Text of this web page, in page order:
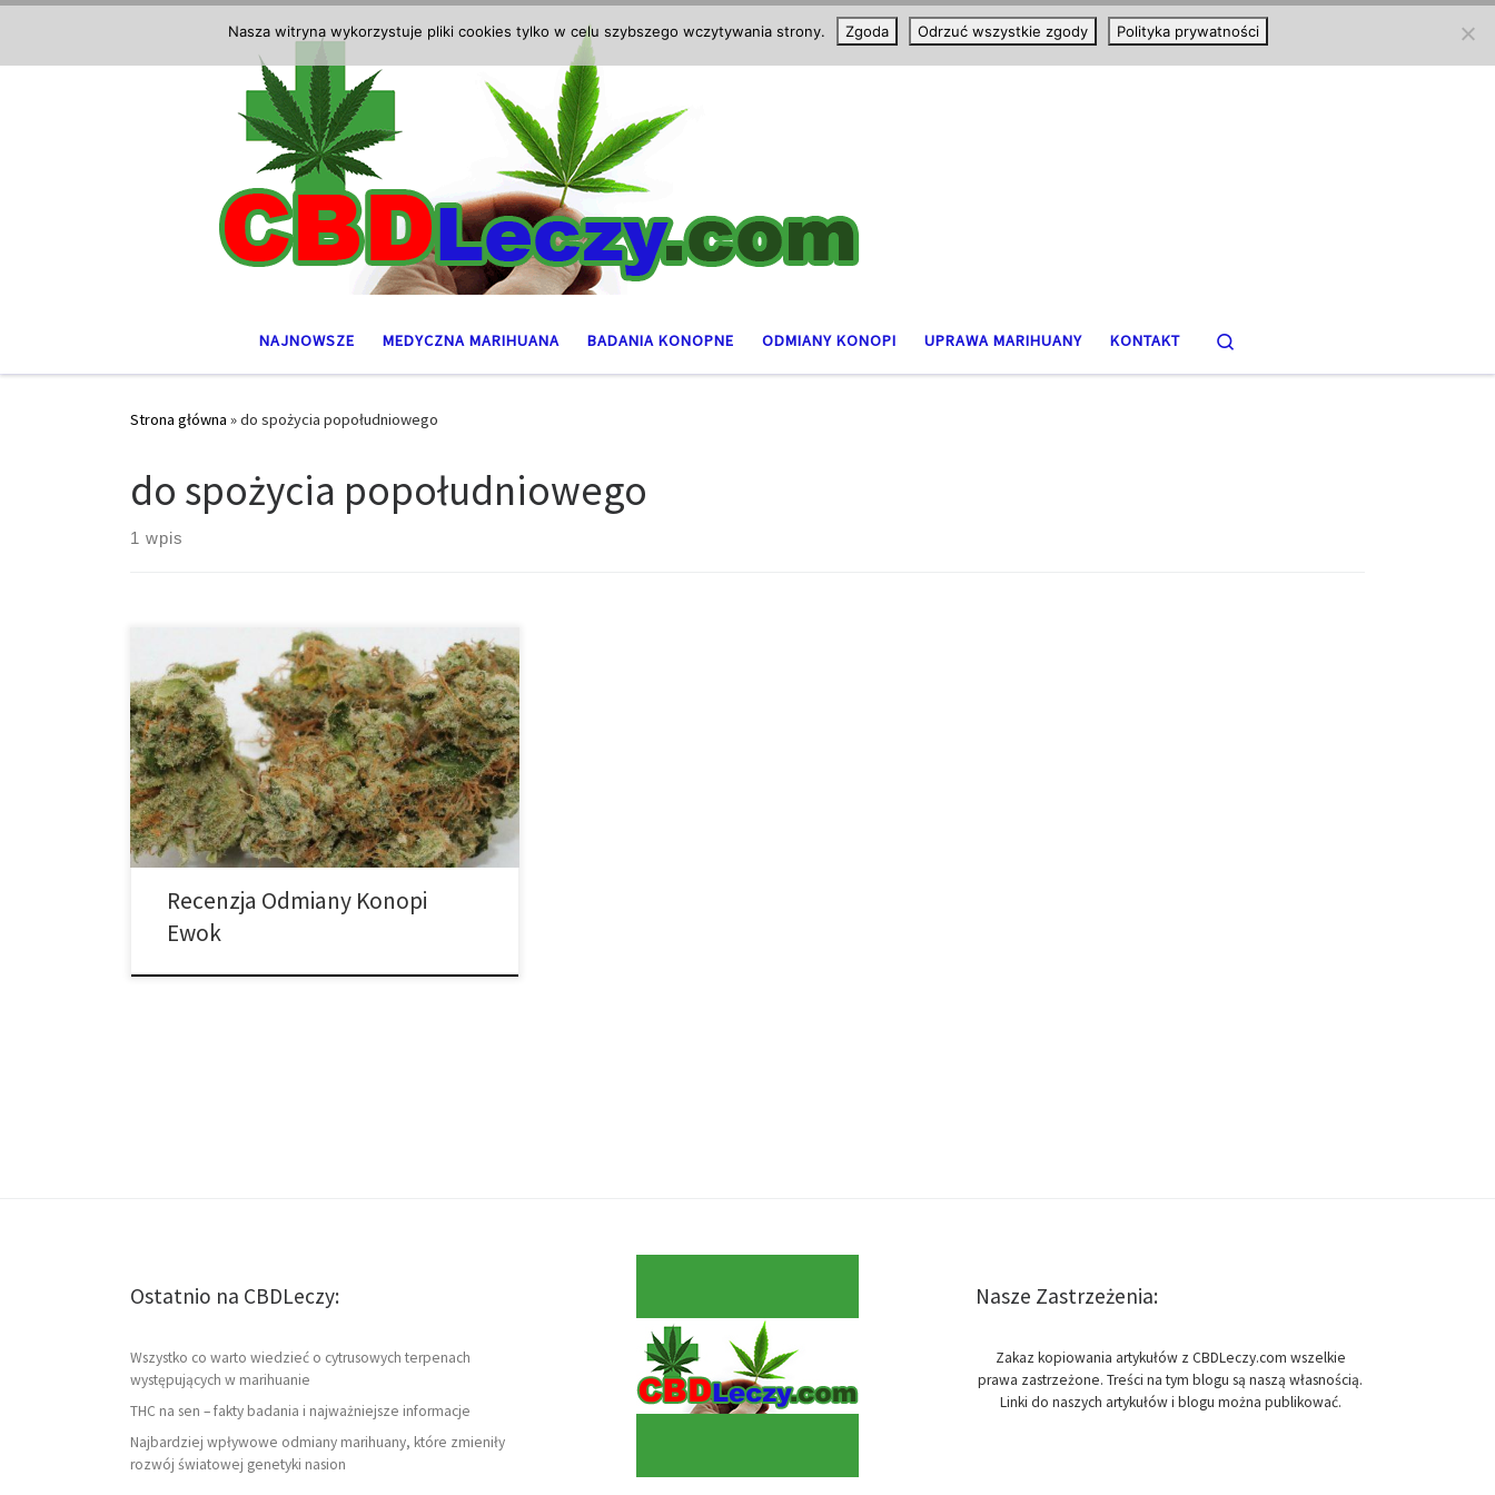
NAJNOWSZE MEDYCZNA MARIHUANA BADANIA KONOPNE ODMIANY KONOPI UPRAWA MARIHUANY KONTAKT
Strona główna »do spożycia popołudniowego
do spożycia popołudniowego
1 wpis
Ilość THC: 20 procent Ilość CBD: 0.2 procent Rodowód:
Albert Walker, Tahoe Alien Ta odmiana jest potężnym
ziołem leczniczym. Uważa się, że skutecznie działa
zwalczając przede wszystkim skurcze mięśni. Ewok to
odmiana hybrydowa o zawartości THC wynoszącej 23
procent. Ewok to czarujące, hybrydowe skrzyżowanie
pomiędzy Albert Walker oraz Tahoe Alien. […]
Recenzja Odmiany Konopi
Ewok
Ostatnio na CBDLeczy:
Wszystko co warto wiedzieć o cytrusowych terpenach
występujących w marihuanie
THC na sen – fakty badania i najważniejsze informacje
Najbardziej wpływowe odmiany marihuany, które zmieniły
rozwój światowej genetyki nasion
Nasze Zastrzeżenia:
Zakaz kopiowania artykułów z CBDLeczy.com wszelkie
prawa zastrzeżone. Treści na tym blogu są naszą własnością.
Linki do naszych artykułów i blogu można publikować.
Nasza witryna wykorzystuje pliki cookies tylko w celu szybszego wczytywania strony. Zgoda Odrzuć wszystkie zgody Polityka prywatności